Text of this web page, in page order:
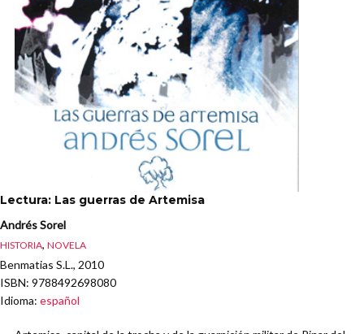
Lectura: Las guerras de Artemisa
Andrés Sorel
HISTORIA, NOVELA
Benmatias S.L., 2010
ISBN: 9788492698080
Idioma: español